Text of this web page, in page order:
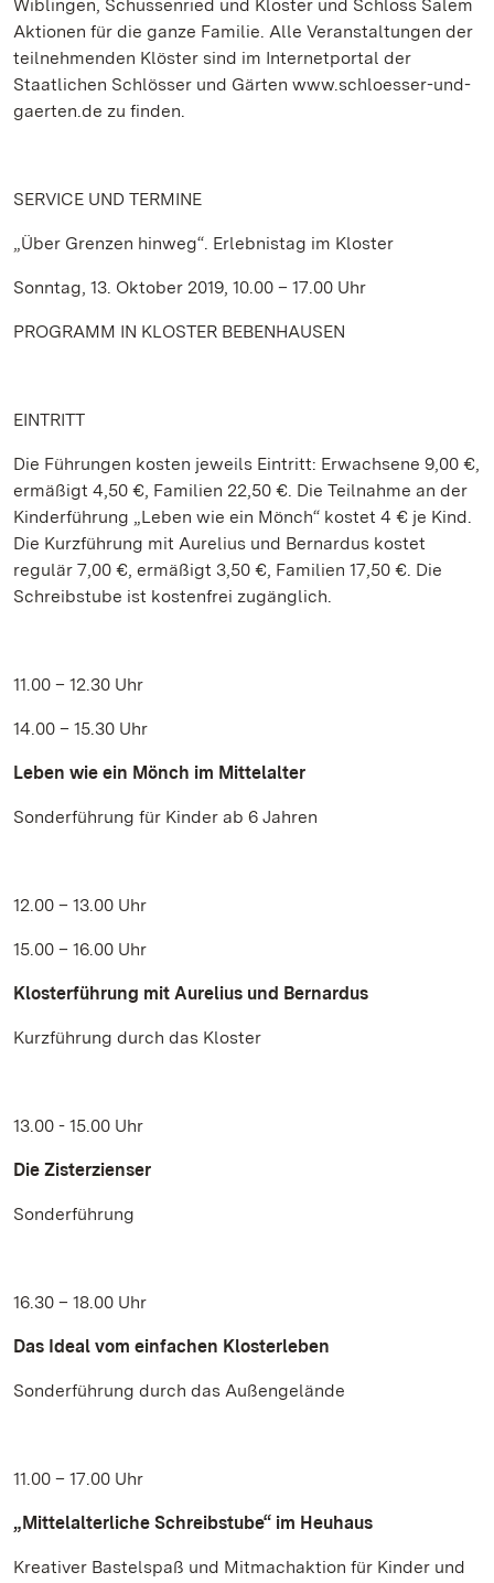
Wiblingen, Schussenried und Kloster und Schloss Salem
Aktionen für die ganze Familie. Alle Veranstaltungen der
teilnehmenden Klöster sind im Internetportal der
Staatlichen Schlösser und Gärten www.schloesser-und-
gaerten.de zu finden.
SERVICE UND TERMINE
„Über Grenzen hinweg“. Erlebnistag im Kloster
Sonntag, 13. Oktober 2019, 10.00 – 17.00 Uhr
PROGRAMM IN KLOSTER BEBENHAUSEN
EINTRITT
Die Führungen kosten jeweils Eintritt: Erwachsene 9,00 €,
ermäßigt 4,50 €, Familien 22,50 €. Die Teilnahme an der
Kinderführung „Leben wie ein Mönch“ kostet 4 € je Kind.
Die Kurzführung mit Aurelius und Bernardus kostet
regulär 7,00 €, ermäßigt 3,50 €, Familien 17,50 €. Die
Schreibstube ist kostenfrei zugänglich.
11.00 – 12.30 Uhr
14.00 – 15.30 Uhr
Leben wie ein Mönch im Mittelalter
Sonderführung für Kinder ab 6 Jahren
12.00 – 13.00 Uhr
15.00 – 16.00 Uhr
Klosterführung mit Aurelius und Bernardus
Kurzführung durch das Kloster
13.00 - 15.00 Uhr
Die Zisterzienser
Sonderführung
16.30 – 18.00 Uhr
Das Ideal vom einfachen Klosterleben
Sonderführung durch das Außengelände
11.00 – 17.00 Uhr
„Mittelalterliche Schreibstube“ im Heuhaus
Kreativer Bastelspaß und Mitmachaktion für Kinder und